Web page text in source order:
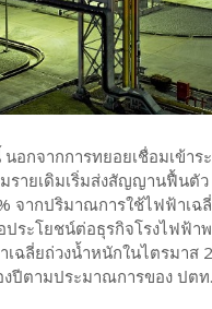
อกจากการทยอยเชื่อมเข้
รายเดิมเริ่มส่งสัญญานฟื้นตั
จากปริมาณการใช้ไฟฟ้าเ
ระโยชน์ต่อธุรกิจโรงไฟฟ้า
เฉลี่ยถ่วงน้ำหนักในไตรมา
งปีตามประมาณการของ ปตท.